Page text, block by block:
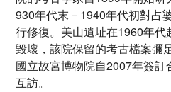
930年代末－1940年代初對占
行修復。美山遺址在1960年
毀壞，該院保留的考古檔案彌
國立故宮博物院自2007年簽
互訪。